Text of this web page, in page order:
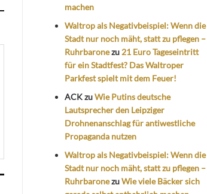
machen
Waltrop als Negativbeispiel: Wenn die
Stadt nur noch mäht, statt zu pflegen –
Ruhrbaronezu 21 Euro Tageseintritt
für ein Stadtfest? Das Waltroper
Parkfest spielt mit dem Feuer!
ACKzuWie Putins deutsche
Lautsprecher den Leipziger
Drohnenanschlag für antiwestliche
Propaganda nutzen
Waltrop als Negativbeispiel: Wenn die
Stadt nur noch mäht, statt zu pflegen –
RuhrbaronezuWie viele Bäcker sich